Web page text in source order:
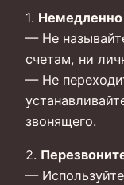
1. Немедленно
— Не
счетам, ни
— Не
звонящего.
2.
—